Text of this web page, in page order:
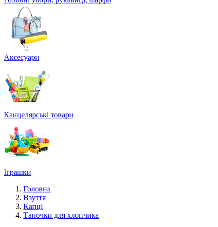
Аксесуари
Канцелярські товари
Іграшки
Головна
Взуття
Капці
Тапочки для хлопчика